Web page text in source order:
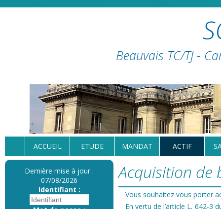
Beauvais TC/TJ -
ACCUEIL ETUDE MANDAT ACTIF
Dernière mise à jour :
07/08/2026
Identifiant :
Acquisition de
Vous souhaitez vous porter
En vertu de l’article L. 642-3